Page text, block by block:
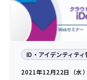
ID・アイデンティティ
2021年12月22日（水